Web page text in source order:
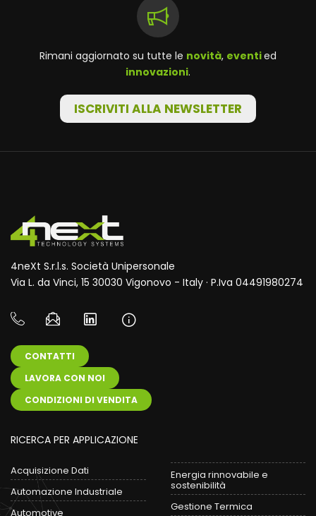
Rimani aggiornato su tutte le novità, eventied
innovazioni.
ISCRIVITI ALLA NEWSLETTER
4neXt S.r.l.s. Società Unipersonale
Via L. da Vinci, 15 30030 Vigonovo - Italy · P.Iva 04491980274
CONTATTI
LAVORA CON NOI
CONDIZIONI DI VENDITA
RICERCA PER APPLICAZIONE
Acquisizione Dati
Automazione Industriale
Automotive
Energia rinnovabile e
sostenibilità
Gestione Termica